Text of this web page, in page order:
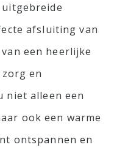
afsluiting van
een heerlijke
en
niet alleen een
ook een warme
ontspannen en